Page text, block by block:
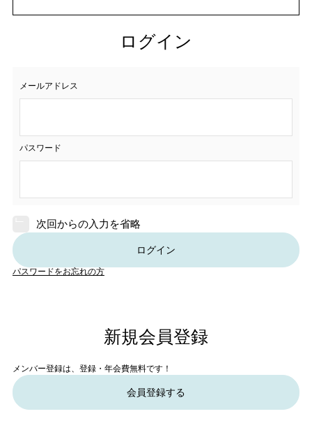
ログイン
メールアドレス
パスワード
次回からの入力を省略
ログイン
パスワードをお忘れの方
新規会員登録
メンバー登録は、登録・年会費無料です！
会員登録する